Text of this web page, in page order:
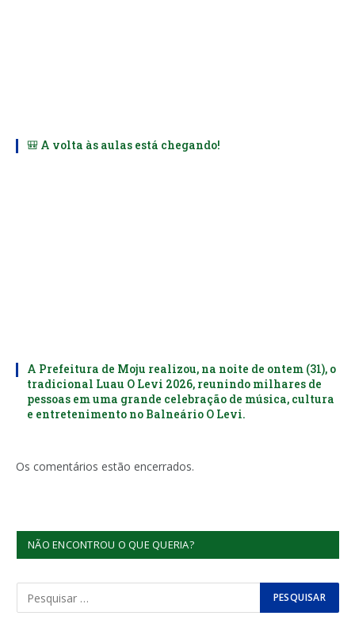
🎒 A volta às aulas está chegando!
A Prefeitura de Moju realizou, na noite de ontem (31), o
tradicional Luau O Levi 2026, reunindo milhares de
pessoas em uma grande celebração de música, cultura
e entretenimento no Balneário O Levi.
Os comentários estão encerrados.
NÃO ENCONTROU O QUE QUERIA?